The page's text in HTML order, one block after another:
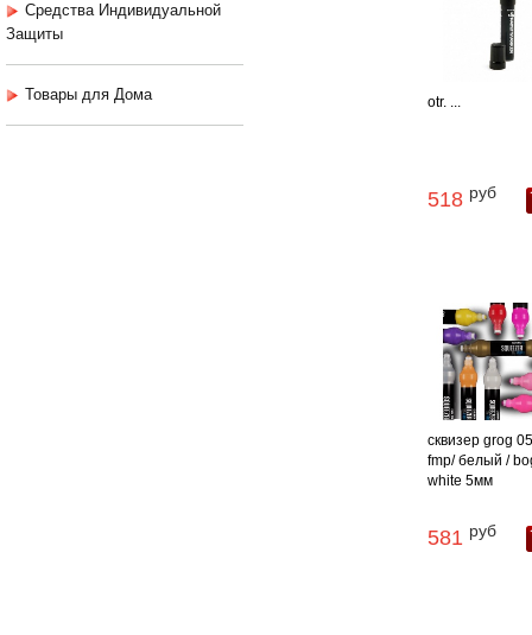
Средства Индивидуальной
Защиты
Товары для Дома otr. ...
518 руб
сквизер grog
fmp/ белый /
white 5мм
581 руб